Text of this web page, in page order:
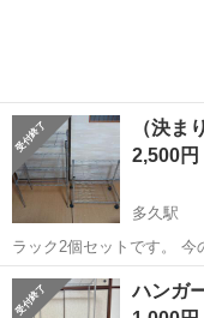
（決ま
2,500円
多久駅
ラック2個セットです。 今の
ズは近いですが、おそら
出来ません。 サビがそこそこありますがまだまだ使えると思います。
佐賀 多久市 多久駅
ハンガ